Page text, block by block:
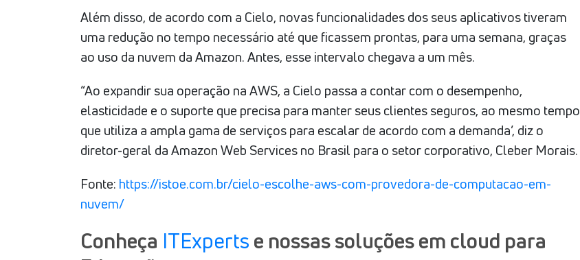
Além disso, de acordo com a Cielo, novas funcionalidades dos seus aplicativos tiveram
uma redução no tempo necessário até que ficassem prontas, para uma semana, graças
ao uso da nuvem da Amazon. Antes, esse intervalo chegava a um mês.
“Ao expandir sua operação na AWS, a Cielo passa a contar com o desempenho,
elasticidade e o suporte que precisa para manter seus clientes seguros, ao mesmo tempo
que utiliza a ampla gama de serviços para escalar de acordo com a demanda’, diz o
diretor-geral da Amazon Web Services no Brasil para o setor corporativo, Cleber Morais.
Fonte: https://istoe.com.br/cielo-escolhe-aws-com-provedora-de-computacao-em-
nuvem/
Conheça ITExperts e nossas soluções em cloud para